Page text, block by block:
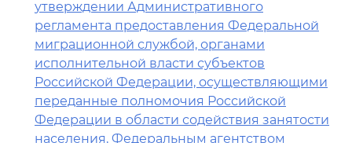
утверждении Административного
регламента предоставления Федеральной
миграционной службой, органами
исполнительной власти субъектов
Российской Федерации, осуществляющими
переданные полномочия Российской
Федерации в области содействия занятости
населения, Федеральным агентством